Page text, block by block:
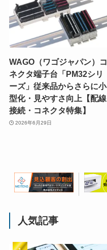
WAGO（ワゴジャパン）コ
ネクタ端子台「PM32シリ
ーズ」従来品からさらに小
型化・見やすさ向上【配線
接続・コネクタ特集】
2026年6月29日
人気記事